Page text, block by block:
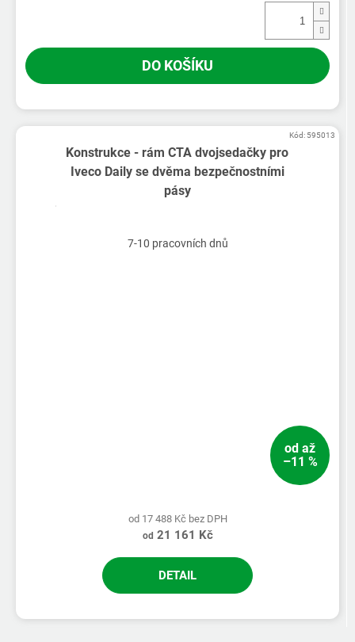
DO KOŠÍKU
Konstrukce - rám CTA dvojsedačky pro
Iveco Daily se dvěma bezpečnostními
pásy
7-10 pracovních dnů
od až
–11 %
od 17 488 Kč bez DPH
od 21 161 Kč
DETAIL
Kód: 595013